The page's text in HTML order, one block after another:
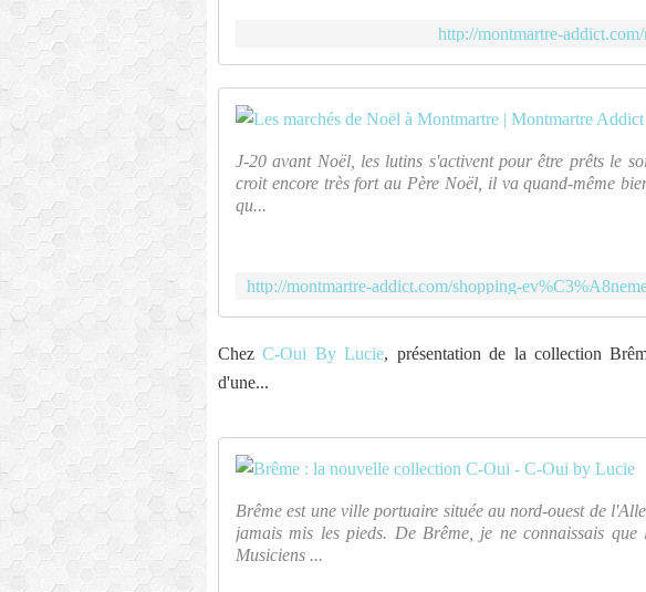
http://montmartre-
J-20 avant Noël, les lutins s'activent pour être prêts le
croit encore très fort au Père Noël, il va quand-même
qu...
ChezC-Oui By Lucie, présentation de la collection
d'une...
Brême est une ville portuaire située au nord-ouest de
jamais mis les pieds. De Brême, je ne connaissais
Musiciens ...